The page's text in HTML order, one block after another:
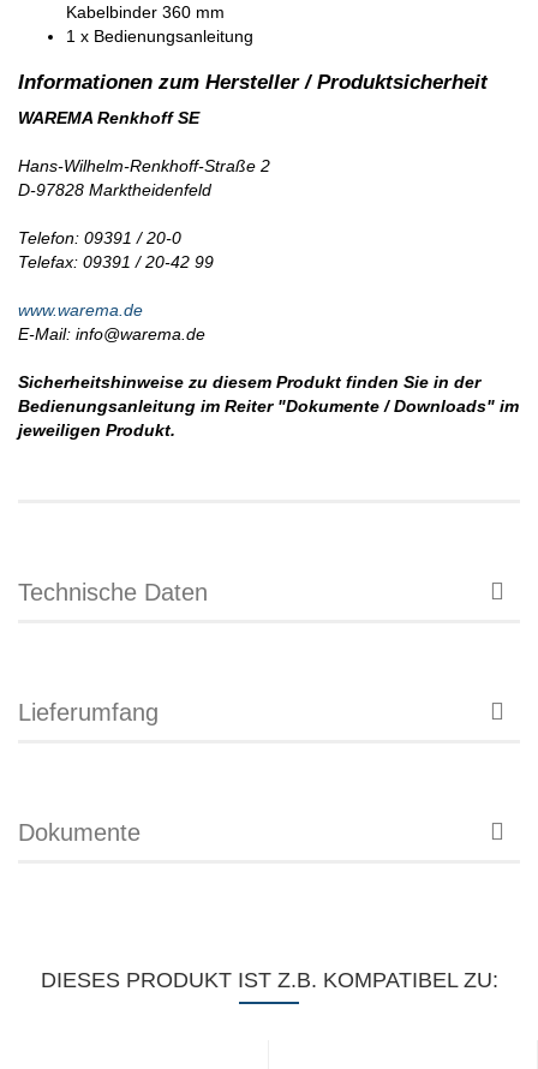
Kabelbinder 360 mm
1 x Bedienungsanleitung
WAREMA Renkhoff SE
Hans-Wilhelm-Renkhoff-Straße 2
D-97828 Marktheidenfeld
Telefon: 09391 / 20-0
Telefax: 09391 / 20-42 99
www.warema.de
E-Mail: info@warema.de
Sicherheitshinweise zu diesem Produkt finden Sie in der
Bedienungsanleitung im Reiter "Dokumente / Downloads" im
jeweiligen Produkt.
Technische Daten
Lieferumfang
Dokumente
DIESES PRODUKT IST Z.B. KOMPATIBEL ZU: